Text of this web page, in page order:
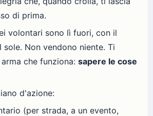
di prima.
volontari sono lì fuori, con il
Non vendono niente. Ti
che funziona: sapere le cose
d'azione:
(per strada, a un evento,